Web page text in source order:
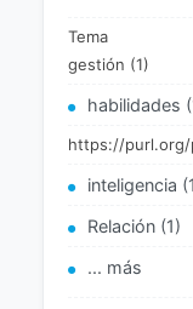
Tema
gestión (1)
habilidades
https://
inteligencia
Relación (1)
... más